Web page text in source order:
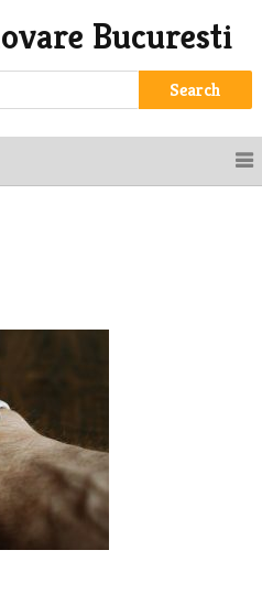
Bucuresti
Search